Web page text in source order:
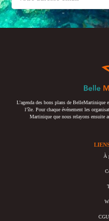
L’agenda des bons plans de BelleMartinique
l’île. Pour chaque événement les
Martinique que nous relayons ensuite
À